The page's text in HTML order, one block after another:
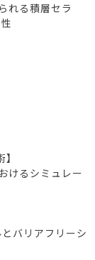
れる積層セラ
けるシミュレー
バリアフリーシ